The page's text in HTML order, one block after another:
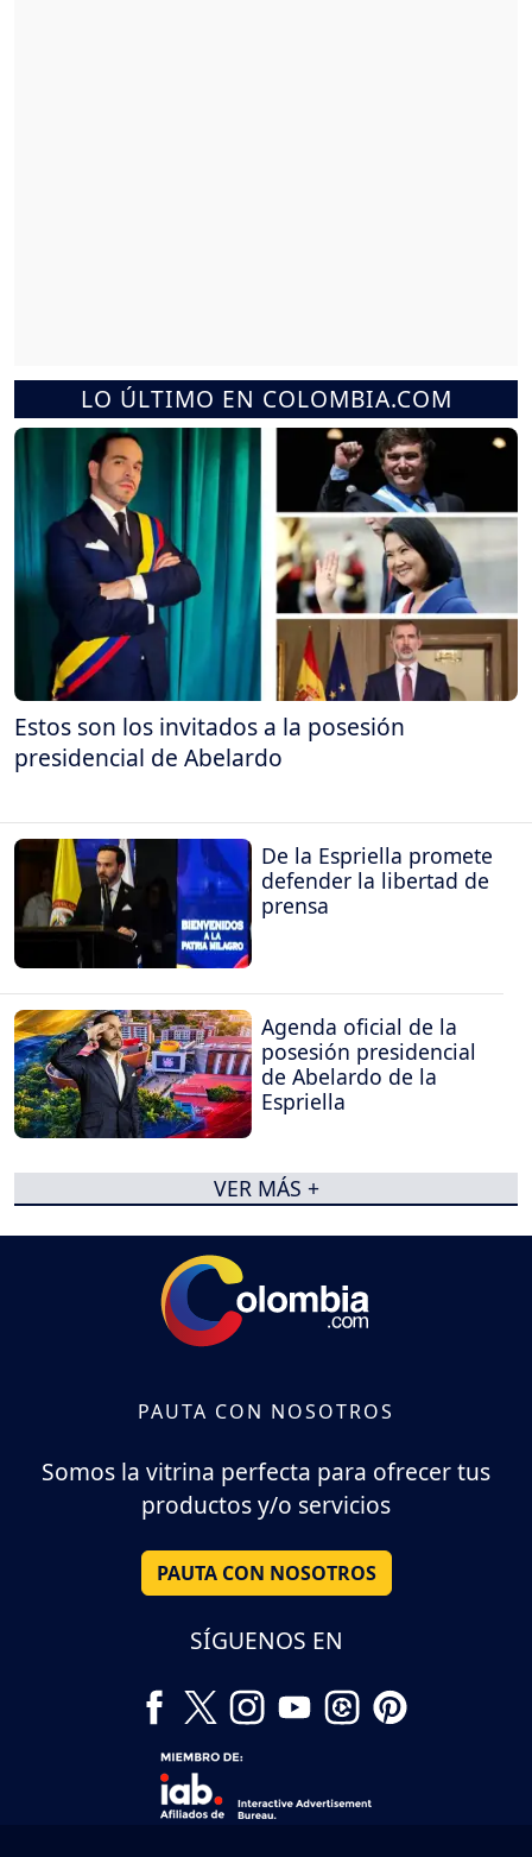
LO ÚLTIMO EN COLOMBIA.COM
Estos son los invitados a la posesión
presidencial de Abelardo
De la Espriella promete
defender la libertad de
prensa
Agenda oficial de la
posesión presidencial
de Abelardo de la
Espriella
VER MÁS +
PAUTA CON NOSOTROS
Somos la vitrina perfecta para ofrecer tus
productos y/o servicios
PAUTA CON NOSOTROS
SÍGUENOS EN